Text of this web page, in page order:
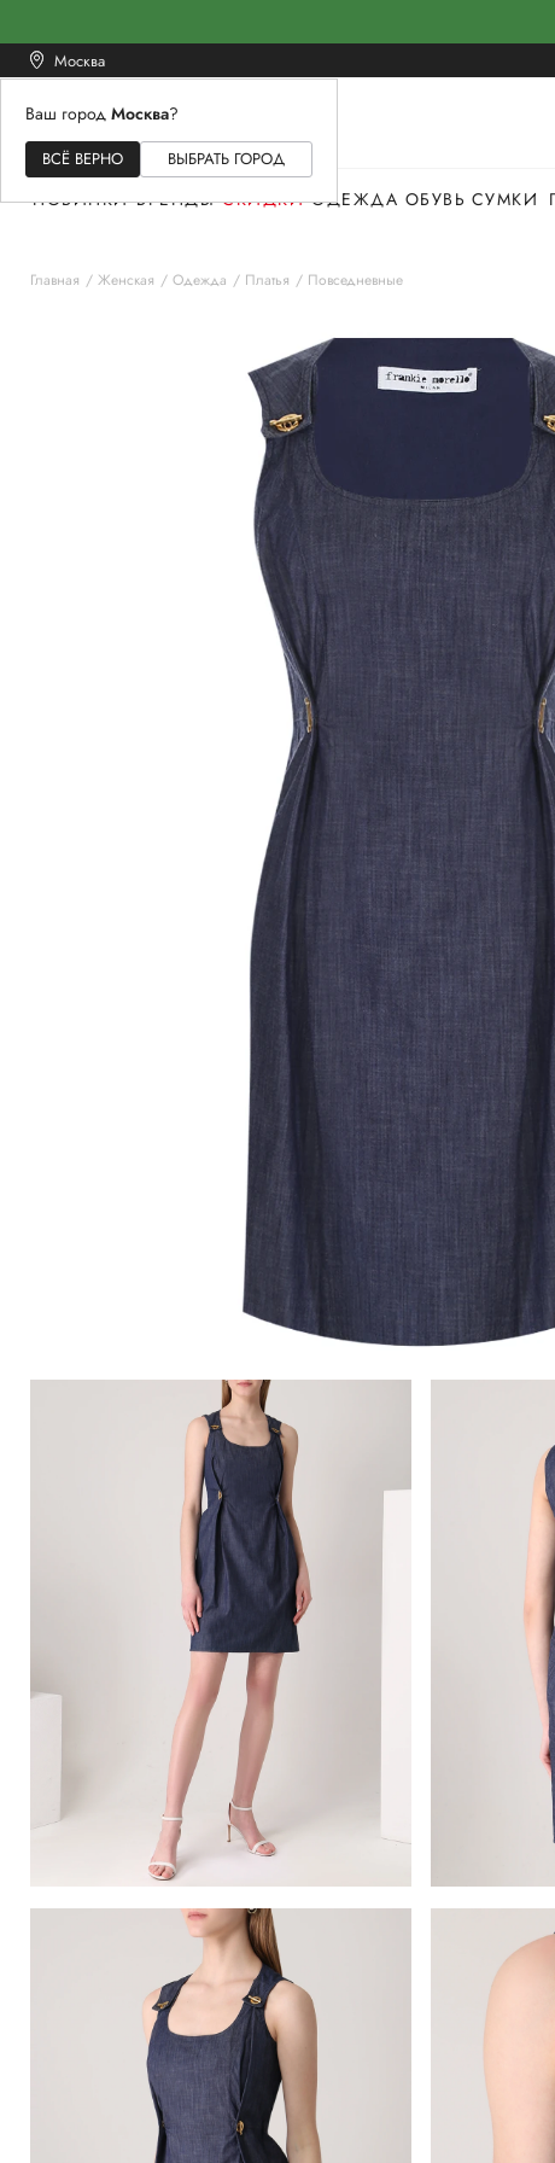
Москва
Ваш город Москва?
ВСЁ ВЕРНО ВЫБРАТЬ ГОРОД
ЖЕНСКОЕМУЖСКОЕ
НОВИНКИ БРЕНДЫ СКИДКИ ОДЕЖДА ОБУВЬ СУМКИ
Главная Женская Одежда Платья Повседневные